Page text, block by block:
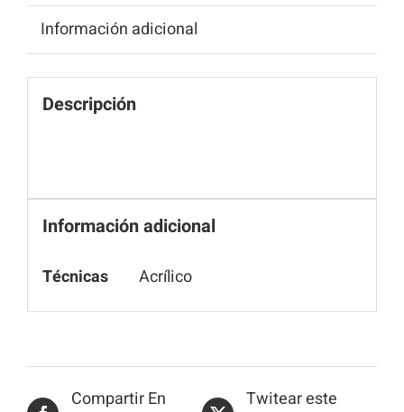
Información adicional
Descripción
Información adicional
Técnicas Acrílico
Compartir En
Twitear este